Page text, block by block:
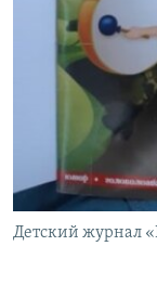
Детский журнал